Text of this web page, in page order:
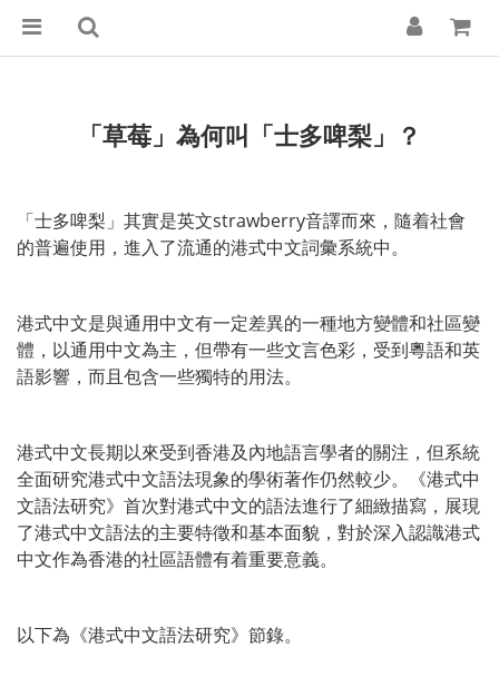
「草莓」為何叫「士多啤梨」？
「士多啤梨」其實是英文strawberry音譯而來，隨着社會
的普遍使用，進入了流通的港式中文詞彙系統中。
港式中文是與通用中文有一定差異的一種地方變體和社區變
體，以通用中文為主，但帶有一些文言色彩，受到粵語和英
語影響，而且包含一些獨特的用法。
港式中文長期以來受到香港及內地語言學者的關注，但系統
全面研究港式中文語法現象的學術著作仍然較少。《港式中
文語法研究》首次對港式中文的語法進行了細緻描寫，展現
了港式中文語法的主要特徵和基本面貌，對於深入認識港式
中文作為香港的社區語體有着重要意義。
以下為《港式中文語法研究》節錄。